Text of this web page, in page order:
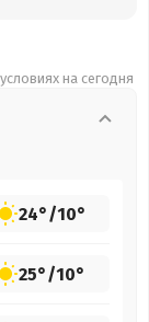
на сегодня
24°/10°
25°/10°